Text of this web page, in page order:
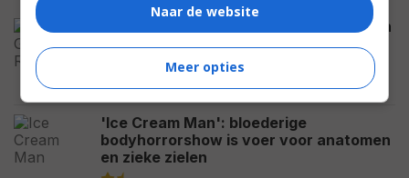
'De Gaulle: Résistance': humor, actie en
eenvoud maken taaie geschiedenisles
tot meeslepende publieksfilm
'Ice Cream Man': bloederige
bodyhorrorshow is voer voor anatomen
en zieke zielen
Naar de website
Meer opties